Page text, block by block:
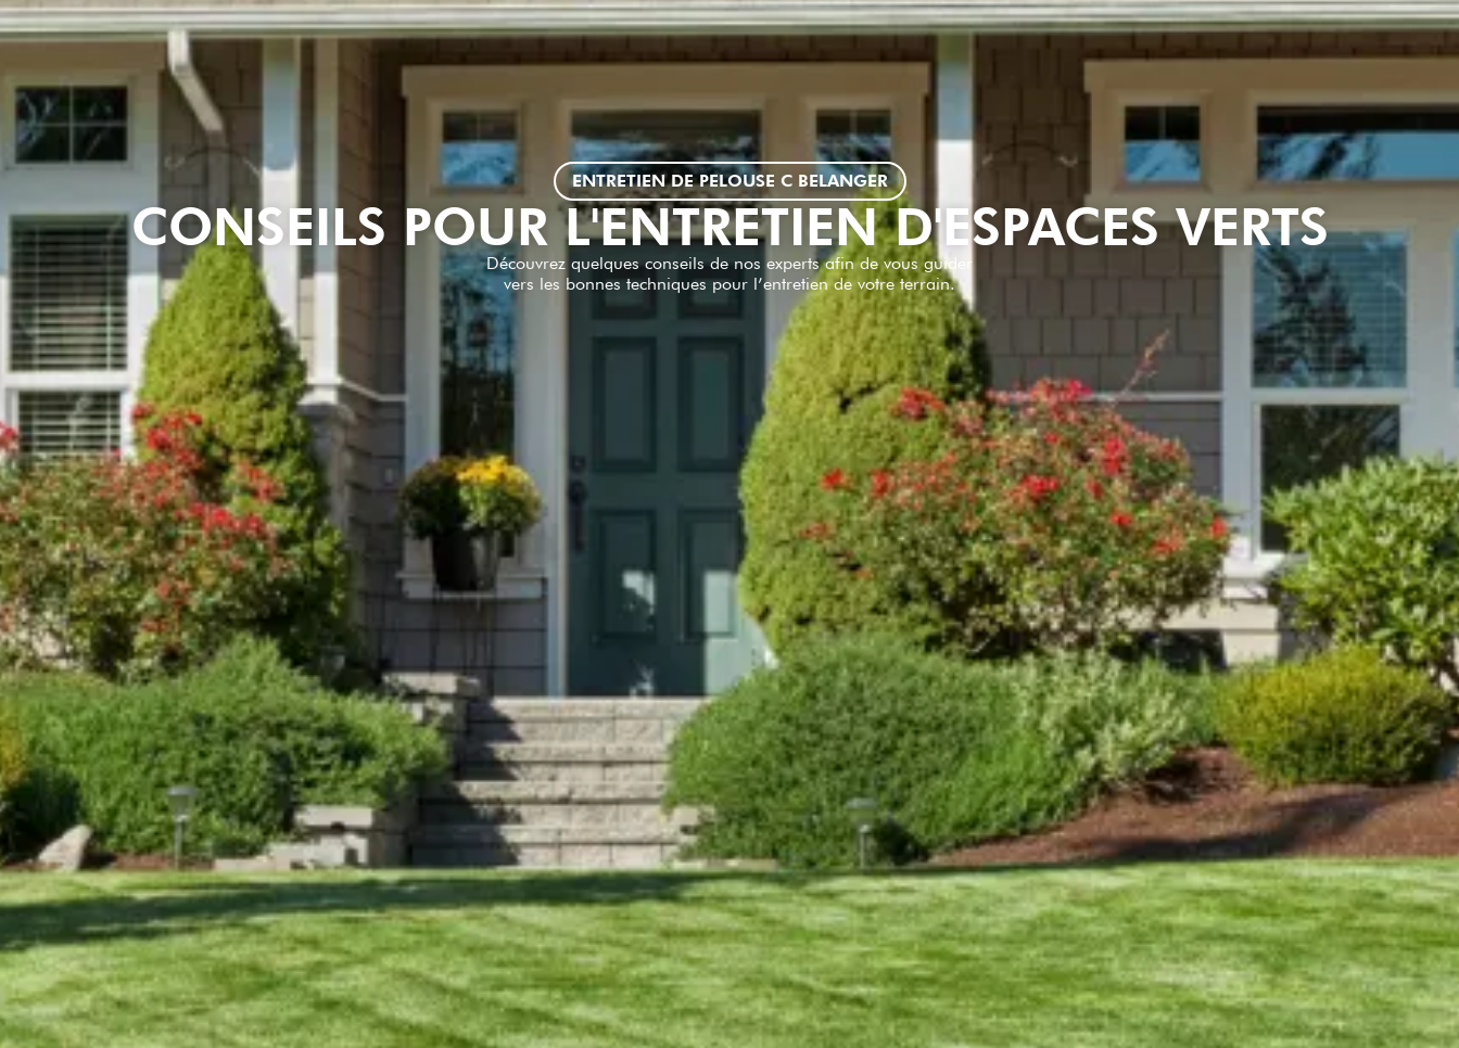
ENTRETIEN DE PELOUSE C BELANGER
CONSEILS POUR L'ENTRETIEN D'ESPACES VERTS
Découvrez quelques conseils de nos experts afin de vous guider
vers les bonnes techniques pour l’entretien de votre terrain.